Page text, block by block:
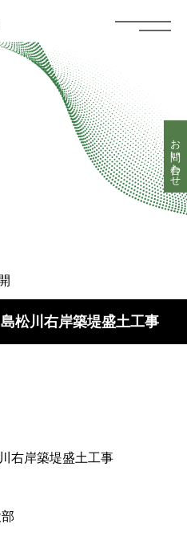
松川右岸築堤盛土工事
右岸築堤盛土工事
お問い合わせ